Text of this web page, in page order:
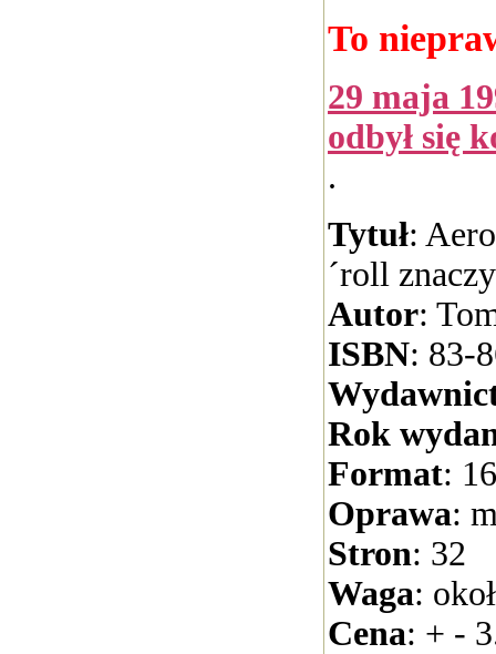
To
29 maja
odbył się
.
Tytuł:
´roll
Autor:
ISBN: 83-
Rok
Format:
Oprawa:
Stron: 32
Waga:
Cena: + -